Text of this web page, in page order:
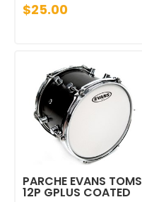
$25.00
PARCHE EVANS TOMS
12P GPLUS COATED